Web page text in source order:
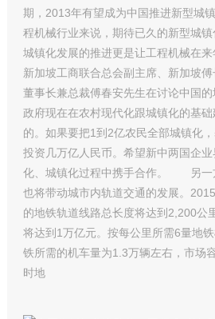
期，2013年有望成为中国推进新型城
程机械行业来说，期待已久的新型城镇
城镇化发展的推进更是让工程机械在来
新加坡工商联合总会副主席、新加坡
董事长兼总裁傅春安先生在讨论中国
政府现在在农村现代化跟城镇化的基
的。如果要把1到2亿农民全部城镇化
投资几万亿人民币。希望新中两国企
化、城镇化过程中携手合作。 另一
也将带动城市内轨道交通的发展。
的地铁轨道线路总长度将达到2,200公
将达到1万亿元。按每公里所需6量地
铁所需的机车量为1.3万辆左右，市场
时地